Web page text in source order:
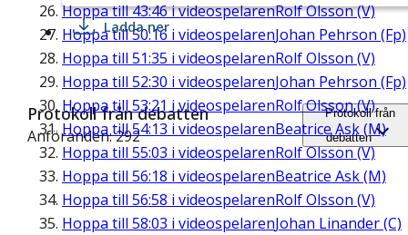
Hoppa till43:46i videospelarenRolf Olsson (V)
Hoppa till50:16 i videospelarenJohan Pehrson (Fp)
Hoppa till 51:35 i videospelarenRolf Olsson (V)
Hoppa till 52:30 i videospelarenJohan Pehrson (Fp)
Hoppa till 53:21 i videospelarenRolf Olsson (V)
Hoppa till54:13 i videospelarenBeatrice Ask (M)
Hoppa till 55:03 i videospelarenRolf Olsson (V)
Hoppa till 56:18 i videospelarenBeatrice Ask (M)
Hoppa till 56:58 i videospelarenRolf Olsson (V)
Hoppa till 58:03 i videospelarenJohan Linander (C)
Ladda ner
Protokoll från debatten
Anföranden: 292
Protokoll från
debatten